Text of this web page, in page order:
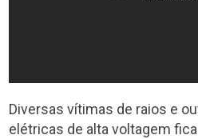
Diversas vítimas de raios e
elétricas de alta voltagem